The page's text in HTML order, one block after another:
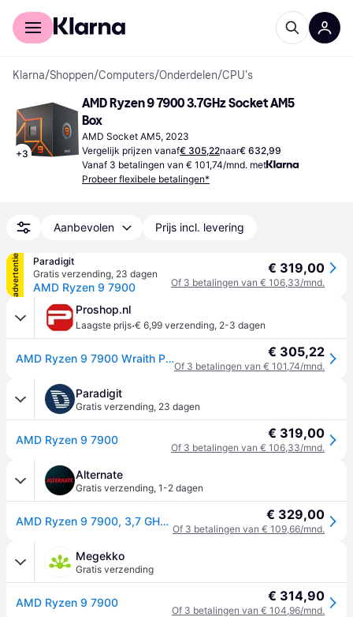
Voor shoppers
Klarna/Shoppen/Computers/Onderdelen/CPU's
+3
AMD Ryzen 9 7900 3.7GHz Socket AM5
Box
AMD Socket AM5, 2023
Vergelijk prijzen vanaf€ 305,22naar€ 632,99
Vanaf 3 betalingen van € 101,74/mnd. met
Probeer flexibele betalingen*
Aanbevolen Prijs incl. levering
advertentie
Paradigit
Gratis verzending, 23 dagen
AMD Ryzen 9 7900
€ 319,00
Of 3 betalingen van € 106,33/mnd.
Proshop.nl
Laagste prijs·€ 6,99 verzending, 2-3 dagen
AMD Ryzen 9 7900 Wraith Prism CPU - 12 kernen - 4 GHz - AMD AM5 - AMD Boxed (met koeler) € 305,22
Of 3 betalingen van € 101,74/mnd.
Paradigit
Gratis verzending, 23 dagen
AMD Ryzen 9 7900 € 319,00
Of 3 betalingen van € 106,33/mnd.
Alternate
Gratis verzending, 1-2 dagen
AMD Ryzen 9 7900, 3,7 GHz (5,4 GHz Turbo Boost) processor € 329,00
Of 3 betalingen van € 109,66/mnd.
Megekko
Gratis verzending
AMD Ryzen 9 7900 € 314,90
Of 3 betalingen van € 104,96/mnd.